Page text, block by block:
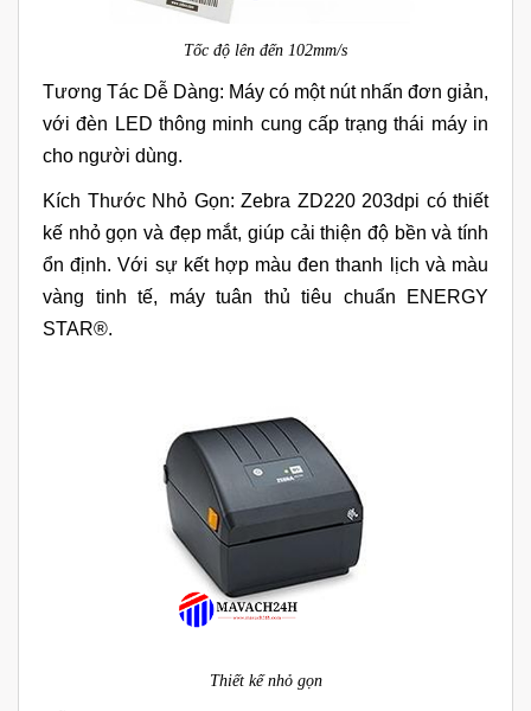
Tốc độ lên đến 102mm/s
Tương Tác Dễ Dàng: Máy có một nút nhấn đơn giản,
với đèn LED thông minh cung cấp trạng thái máy in
cho người dùng.
Kích Thước Nhỏ Gọn: Zebra ZD220 203dpi có thiết
kế nhỏ gọn và đẹp mắt, giúp cải thiện độ bền và tính
ổn định. Với sự kết hợp màu đen thanh lịch và màu
vàng tinh tế, máy tuân thủ tiêu chuẩn ENERGY
STAR®.
Thiết kế nhỏ gọn